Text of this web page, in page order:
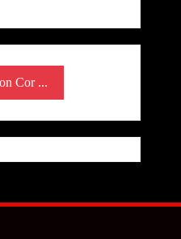
Cor ...